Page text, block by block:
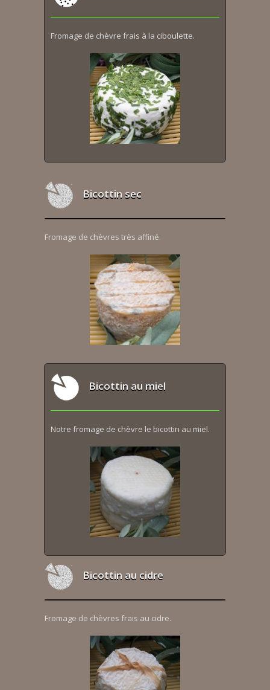
Fromage de chèvre frais à la ciboulette.
Bicottin sec
Fromage de chèvres très affiné.
Bicottin au miel
Notre fromage de chèvre le bicottin au miel.
Bicottin au cidre
Fromage de chèvres frais au cidre.